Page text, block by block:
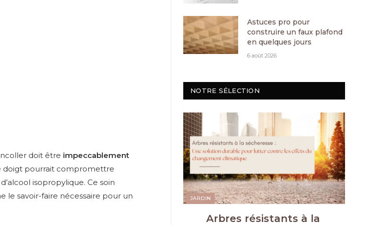
doit être impeccablement
doigt pourrait compromettre
isopropylique. Ce soin
le savoir-faire nécessaire pour un
Astuces pro pour
construire un faux plafond
en quelques jours
6 août 2026
NOTRE SÉLECTION
JARDIN
Arbres résistants à la